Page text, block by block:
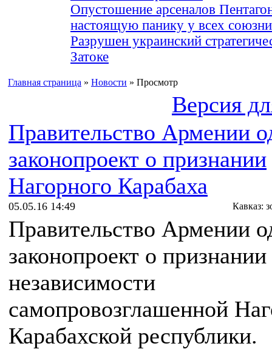
Опустошение арсеналов
настоящую панику у всех
Разрушен украинский
Затоке
Главная страница » Новости » Просмотр
Версия
Правительство Армении
законопроект о признании
Нагорного Карабаха
05.05.16 14:49 Кавказ:
Правительство Армении
законопроект о признании
независимости
самопровозглашенной
Карабахской республики.